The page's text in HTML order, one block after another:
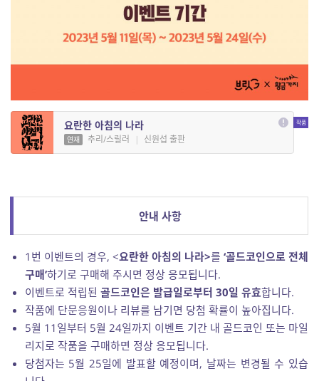
요란한 아침의 나라
연재 추리/스릴러 | 신원섭 출판
안내 사항
1번 이벤트의 경우, <요란한 아침의 나라>를 ‘골드코인으로 전체
구매’하기로 구매해 주시면 정상 응모됩니다.
이벤트로 적립된 골드코인은 발급일로부터 30일 유효합니다.
작품에 단문응원이나 리뷰를 남기면 당첨 확률이 높아집니다.
5월 11일부터 5월 24일까지 이벤트 기간 내 골드코인 또는 마일
리지로 작품을 구매하면 정상 응모됩니다.
당첨자는 5월 25일에 발표할 예정이며, 날짜는 변경될 수 있습